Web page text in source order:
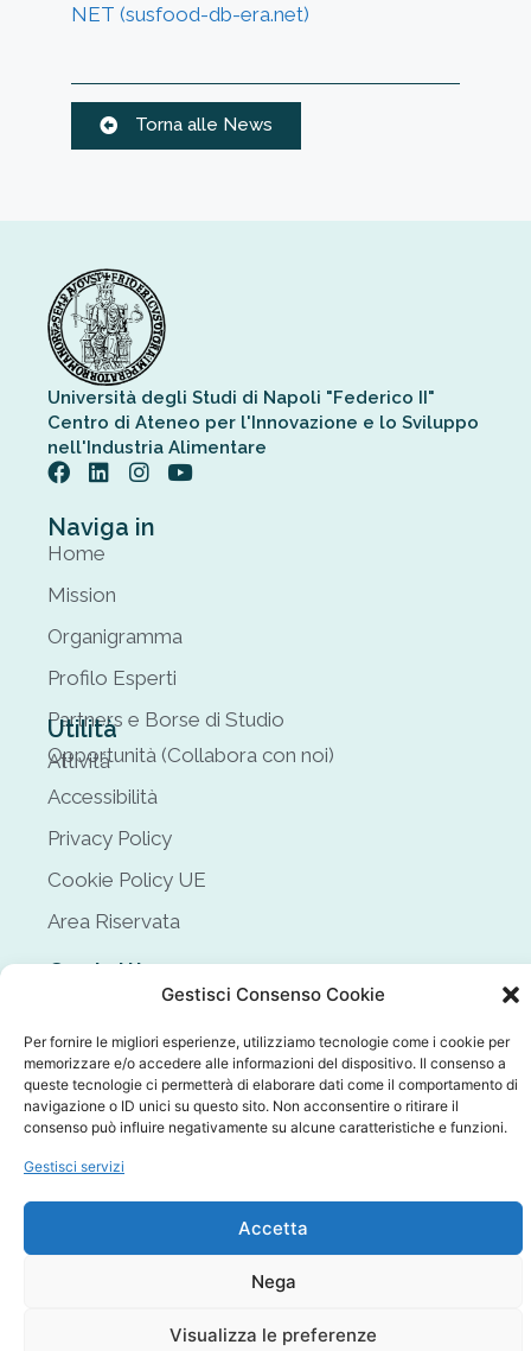
Gestisci Consenso Cookie
Per fornire le migliori esperienze, utilizziamo tecnologie come i cookie per
memorizzare e/o accedere alle informazioni del dispositivo. Il consenso a
queste tecnologie ci permetterà di elaborare dati come il comportamento di
navigazione o ID unici su questo sito. Non acconsentire o ritirare il
consenso può influire negativamente su alcune caratteristiche e funzioni.
Gestisci servizi
Accetta
Nega
Visualizza le preferenze
NET (susfood-db-era.net)
Torna alle News
Università degli Studi di Napoli "Federico II"
Centro di Ateneo per l'Innovazione e lo Sviluppo
nell'Industria Alimentare
Naviga in
Home
Mission
Organigramma
Profilo Esperti
Partners e Borse di Studio
Attività
Utilità
Opportunità (Collabora con noi)
Accessibilità
Privacy Policy
Cookie Policy UE
Area Riservata
Contatti
Siamo in
Via Università 133
Parco Gussone Nord 80055
Portici (NA)
Email
caisial@unina.it (amministrazione)
infocaisial@unina.it (informazioni)
caisial@pec.unina.it (PEC)
CAISIAL 2024 © Tutti i diritti sono riservati